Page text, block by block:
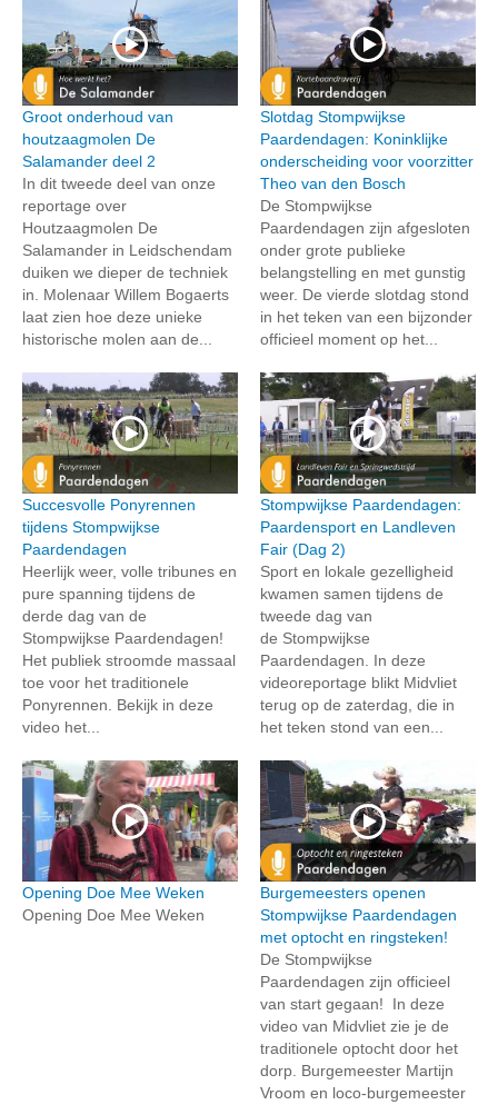
Groot onderhoud van
houtzaagmolen De
Salamander deel 2
In dit tweede deel van onze
reportage over
Houtzaagmolen De
Salamander in Leidschendam
duiken we dieper de techniek
in. Molenaar Willem Bogaerts
laat zien hoe deze unieke
historische molen aan de...
Slotdag Stompwijkse
Paardendagen: Koninklijke
onderscheiding voor voorzitter
Theo van den Bosch
De Stompwijkse
Paardendagen zijn afgesloten
onder grote publieke
belangstelling en met gunstig
weer. De vierde slotdag stond
in het teken van een bijzonder
officieel moment op het...
Succesvolle Ponyrennen
tijdens Stompwijkse
Paardendagen
Heerlijk weer, volle tribunes en
pure spanning tijdens de
derde dag van de
Stompwijkse Paardendagen!
Het publiek stroomde massaal
toe voor het traditionele
Ponyrennen. Bekijk in deze
video het...
Stompwijkse Paardendagen:
Paardensport en Landleven
Fair (Dag 2)
Sport en lokale gezelligheid
kwamen samen tijdens de
tweede dag van
de Stompwijkse
Paardendagen. In deze
videoreportage blikt Midvliet
terug op de zaterdag, die in
het teken stond van een...
Opening Doe Mee Weken
Opening Doe Mee Weken
Burgemeesters openen
Stompwijkse Paardendagen
met optocht en ringsteken!
De Stompwijkse
Paardendagen zijn officieel
van start gegaan! In deze
video van Midvliet zie je de
traditionele optocht door het
dorp. Burgemeester Martijn
Vroom en loco-burgemeester